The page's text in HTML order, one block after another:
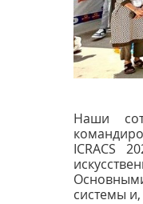
Наши
ICRACS
системы